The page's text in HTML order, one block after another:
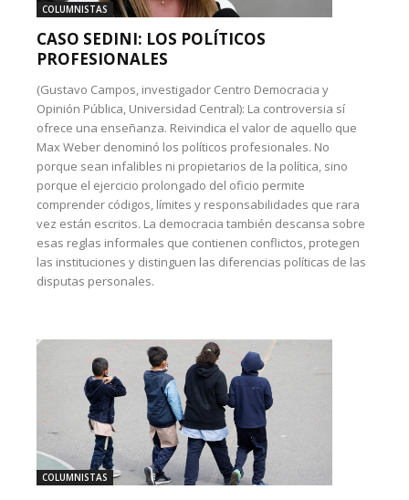
COLUMNISTAS
CASO SEDINI: LOS POLÍTICOS
PROFESIONALES
(Gustavo Campos, investigador Centro Democracia y
Opinión Pública, Universidad Central): La controversia sí
ofrece una enseñanza. Reivindica el valor de aquello que
Max Weber denominó los políticos profesionales. No
porque sean infalibles ni propietarios de la política, sino
porque el ejercicio prolongado del oficio permite
comprender códigos, límites y responsabilidades que rara
vez están escritos. La democracia también descansa sobre
esas reglas informales que contienen conflictos, protegen
las instituciones y distinguen las diferencias políticas de las
disputas personales.
COLUMNISTAS